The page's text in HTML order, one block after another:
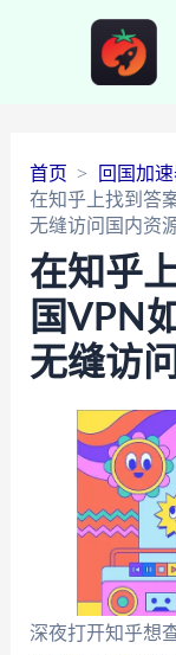
首页
回国加
在知乎上找到答
无缝访问国内资
在知乎
国VPN
无缝访
深夜打开知乎想